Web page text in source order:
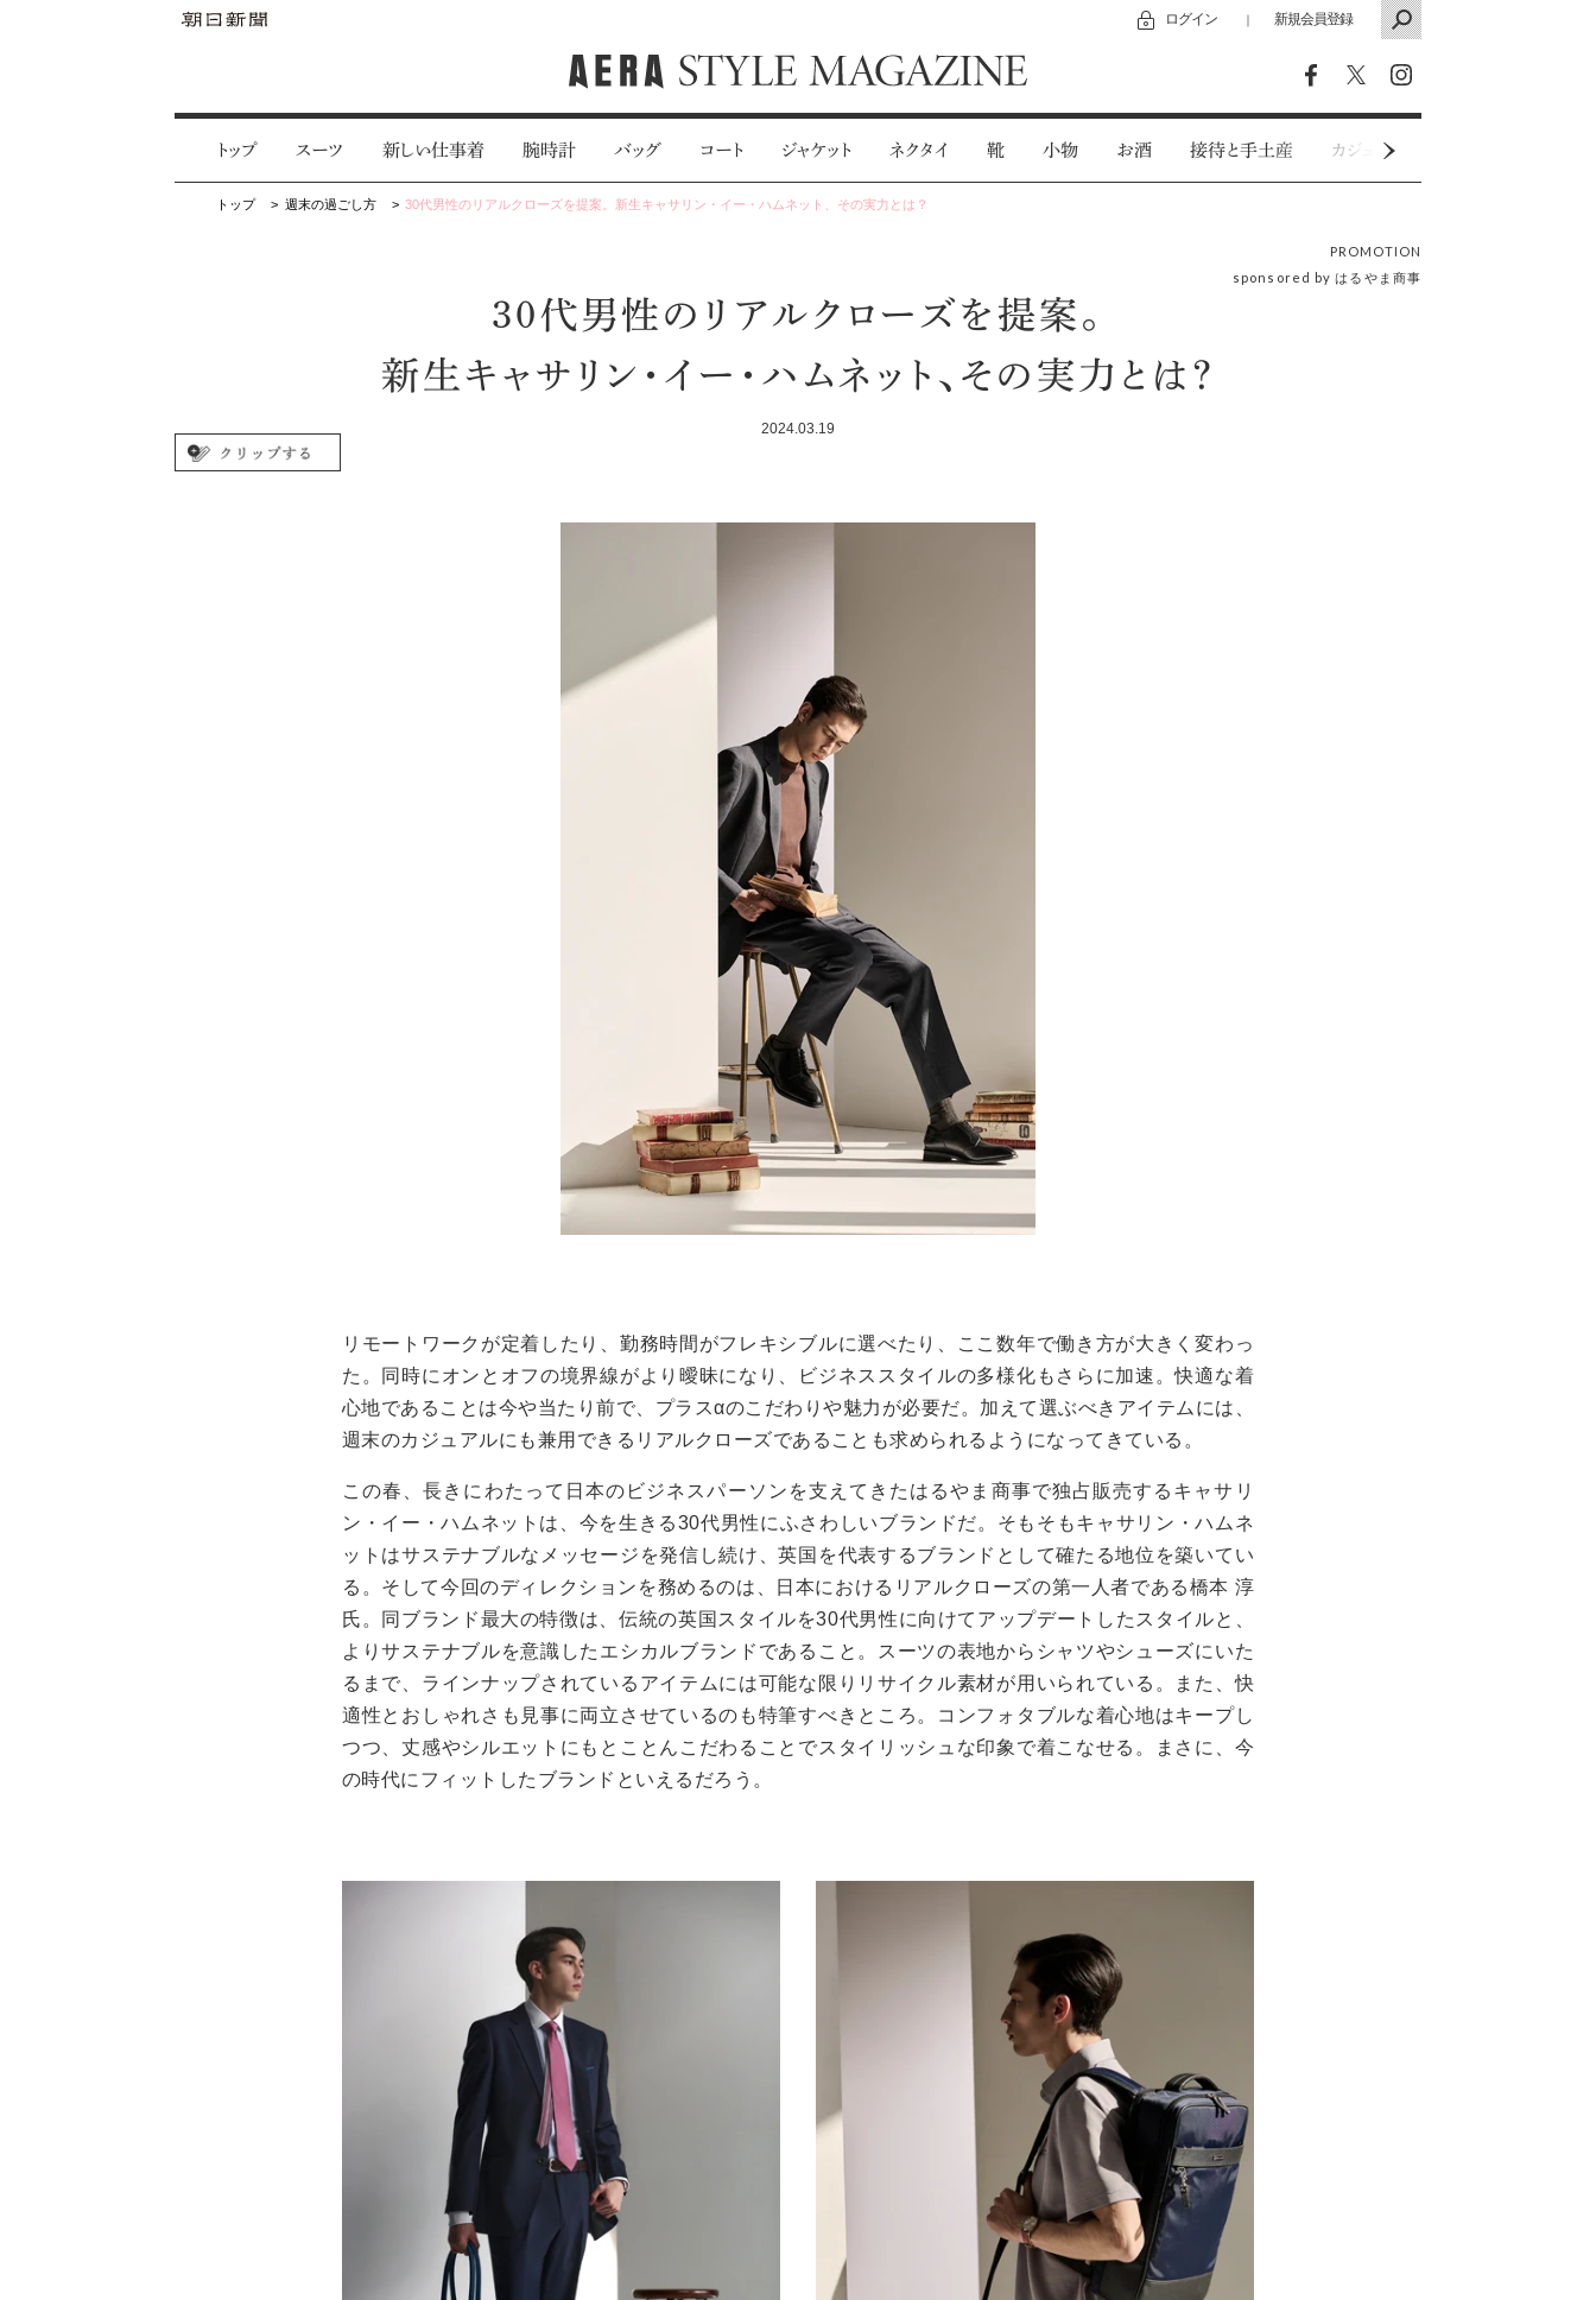
ログイン ｜ 新規会員登録
トップ スーツ 新しい仕事着 腕時計 バッグ コート ジャケット ネクタイ 靴 小物 お酒 接待と手土産 カジュアルウェア
トップ 週末の過ごし方 30代男性のリアルクローズを提案。新生キャサリン・イー・ハムネット、その実力とは？
PROMOTION
sponsored by はるやま商事
30代男性のリアルクローズを提案。
新生キャサリン・イー・ハムネット、その実力とは？
2024.03.19
リモートワークが定着したり、勤務時間がフレキシブルに選べたり、ここ数年で働き方が大きく変わっ
た。同時にオンとオフの境界線がより曖昧になり、ビジネススタイルの多様化もさらに加速。快適な着
心地であることは今や当たり前で、プラスαのこだわりや魅力が必要だ。加えて選ぶべきアイテムには、
週末のカジュアルにも兼用できるリアルクローズであることも求められるようになってきている。
この春、長きにわたって日本のビジネスパーソンを支えてきたはるやま商事で独占販売するキャサリ
ン・イー・ハムネットは、今を生きる30代男性にふさわしいブランドだ。そもそもキャサリン・ハムネ
ットはサステナブルなメッセージを発信し続け、英国を代表するブランドとして確たる地位を築いてい
る。そして今回のディレクションを務めるのは、日本におけるリアルクローズの第一人者である橋本 淳
氏。同ブランド最大の特徴は、伝統の英国スタイルを30代男性に向けてアップデートしたスタイルと、
よりサステナブルを意識したエシカルブランドであること。スーツの表地からシャツやシューズにいた
るまで、ラインナップされているアイテムには可能な限りリサイクル素材が用いられている。また、快
適性とおしゃれさも見事に両立させているのも特筆すべきところ。コンフォタブルな着心地はキープし
つつ、丈感やシルエットにもとことんこだわることでスタイリッシュな印象で着こなせる。まさに、今
の時代にフィットしたブランドといえるだろう。